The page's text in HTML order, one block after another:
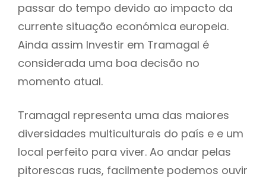
passar do tempo devido ao impacto da
currente situação económica europeia.
Ainda assim Investir em Tramagal é
considerada uma boa decisão no
momento atual.
Tramagal representa uma das maiores
diversidades multiculturais do país e e um
local perfeito para viver. Ao andar pelas
pitorescas ruas, facilmente podemos ouvir